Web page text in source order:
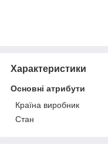
Характеристики
Основні атрибути
Країна виробник
Стан